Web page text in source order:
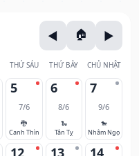
THỨ SÁU THỨ BẢY CHỦ NHẬT
5
7/6
🐉
Canh Thìn
6
8/6
🐍
Tân Tỵ
7
9/6
🐎
Nhâm Ngọ
12 13 14